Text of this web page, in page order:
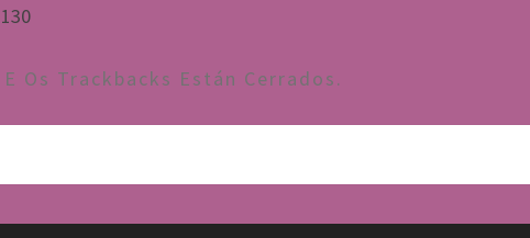
Os Trackbacks Están Cerrados.